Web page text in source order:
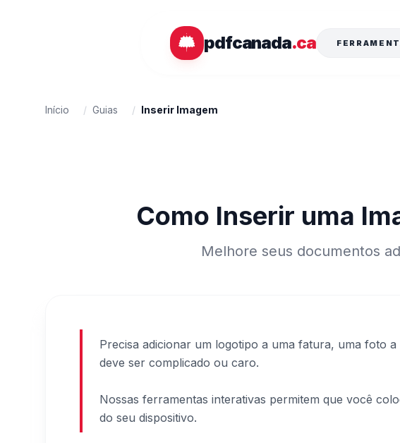
pdfcanada.ca
Início / Guias / Inserir Imagem
Como Inserir uma
Melhore seus documentos
Precisa adicionar um logotipo a uma fatura, uma foto
deve ser complicado ou caro.
Nossas ferramentas interativas permitem que você
do seu dispositivo.